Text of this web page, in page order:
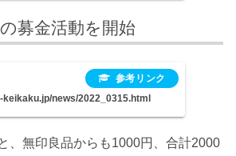
募金活動を開始
news/2022_0315.html
、無印良品からも1000円、合計2000